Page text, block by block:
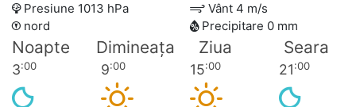
Presiune 1013 hPa
Vânt 4 m/s
nord
Precipitare 0 mm
Noapte Dimineața Ziua Seara
3:00 9:00 15:00 21:00